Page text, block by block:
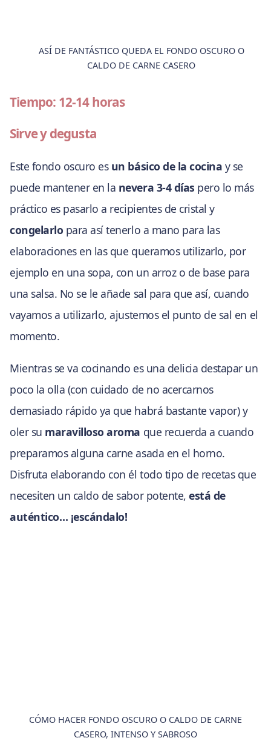
ASÍ DE FANTÁSTICO QUEDA EL FONDO OSCURO O
CALDO DE CARNE CASERO
Tiempo: 12-14 horas
Sirve y degusta
Este fondo oscuro es un básico de la cocina y se
puede mantener en la nevera 3-4 días pero lo más
práctico es pasarlo a recipientes de cristal y
congelarlo para así tenerlo a mano para las
elaboraciones en las que queramos utilizarlo, por
ejemplo en una sopa, con un arroz o de base para
una salsa. No se le añade sal para que así, cuando
vayamos a utilizarlo, ajustemos el punto de sal en el
momento.
Mientras se va cocinando es una delicia destapar un
poco la olla (con cuidado de no acercarnos
demasiado rápido ya que habrá bastante vapor) y
oler su maravilloso aroma que recuerda a cuando
preparamos alguna carne asada en el horno.
Disfruta elaborando con él todo tipo de recetas que
necesiten un caldo de sabor potente,está de
auténtico… ¡escándalo!
CÓMO HACER FONDO OSCURO O CALDO DE CARNE
CASERO, INTENSO Y SABROSO